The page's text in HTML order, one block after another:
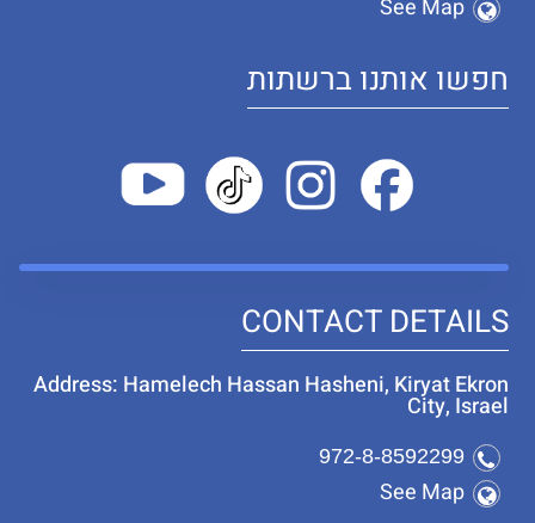
See Map
חפשו אותנו ברשתות
CONTACT DETAILS
Address: Hamelech Hassan Hasheni, Kiryat Ekron
City, Israel
972-8-8592299
See Map